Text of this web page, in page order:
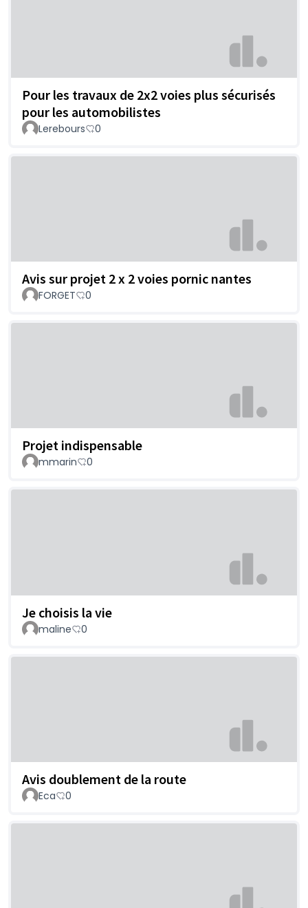
Pour les travaux de 2x2 voies plus sécurisés
pour les automobilistes
Lerebours 0
Avis sur projet 2 x 2 voies pornic nantes
FORGET 0
Projet indispensable
mmarin 0
Je choisis la vie
maline 0
Avis doublement de la route
Eca 0